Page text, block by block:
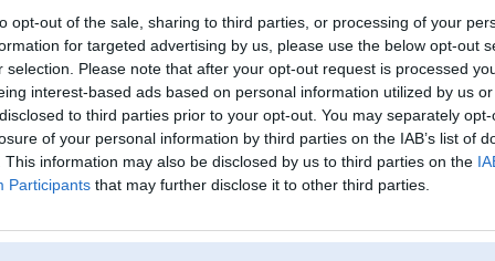
opt-out of the sale, sharing to third parties, or processing of your
for targeted advertising by us, please use the below opt-out
selection. Please note that after your opt-out request is processed
interest-based ads based on personal information utilized by us
to third parties prior to your opt-out. You may separately
of your personal information by third parties on the IAB’s list of
This information may also be disclosed by us to third parties on the
Participants that may further disclose it to other third parties.
Lietotāja b1te profils
Pēdējo reizi manīts: 03. Aug 2026, 09:52
Lietotājvārds:
b1te
Pilsēta:
Rīga
Braucu ar:
das auto
Nodarbošanās:
aģents 0.7
[Pēdējie ziņojumi forumā]